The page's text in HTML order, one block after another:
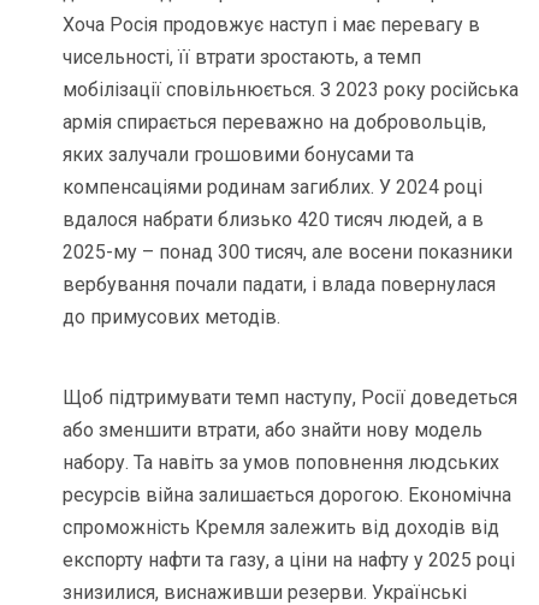
Хоча Росія продовжує наступ і має перевагу в
чисельності, її втрати зростають, а темп
мобілізації сповільнюється. З 2023 року російська
армія спирається переважно на добровольців,
яких залучали грошовими бонусами та
компенсаціями родинам загиблих. У 2024 році
вдалося набрати близько 420 тисяч людей, а в
2025-му – понад 300 тисяч, але восени показники
вербування почали падати, і влада повернулася
до примусових методів.
Щоб підтримувати темп наступу, Росії доведеться
або зменшити втрати, або знайти нову модель
набору. Та навіть за умов поповнення людських
ресурсів війна залишається дорогою. Економічна
спроможність Кремля залежить від доходів від
експорту нафти та газу, а ціни на нафту у 2025 році
знизилися, виснаживши резерви. Українські